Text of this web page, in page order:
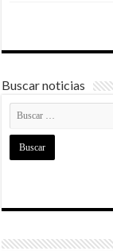
Buscar noticias